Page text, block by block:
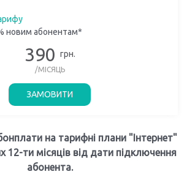
новим абонентам*
390 грн.
/МІСЯЦЬ
ЗАМОВИТИ
на тарифні плани "Інтернет"
12-ти місяців від дати підключення
абонента.